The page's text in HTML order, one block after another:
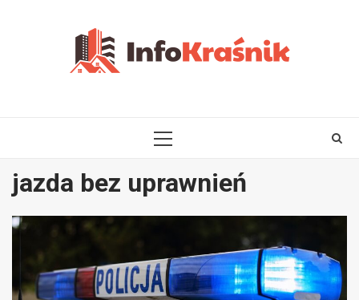
PRIMARY
jazda bez uprawnień